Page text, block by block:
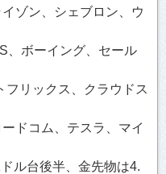
ゾン、シェブロン、ウ
、ボーイング、セール
フリックス、クラウドス
ドコム、テスラ、マイ
ル台後半、金先物は4.